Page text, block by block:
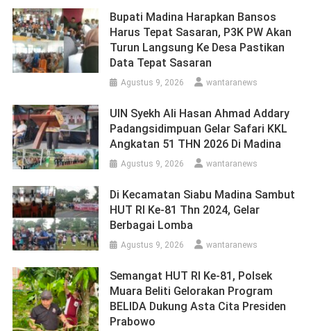
Bupati Madina Harapkan Bansos
Harus Tepat Sasaran, P3K PW Akan
Turun Langsung Ke Desa Pastikan
Data Tepat Sasaran
Agustus 9, 2026 wantaranews
UIN Syekh Ali Hasan Ahmad Addary
Padangsidimpuan Gelar Safari KKL
Angkatan 51 THN 2026 Di Madina
Agustus 9, 2026 wantaranews
Di Kecamatan Siabu Madina Sambut
HUT RI Ke-81 Thn 2024, Gelar
Berbagai Lomba
Agustus 9, 2026 wantaranews
Semangat HUT RI Ke-81, Polsek
Muara Beliti Gelorakan Program
BELIDA Dukung Asta Cita Presiden
Prabowo